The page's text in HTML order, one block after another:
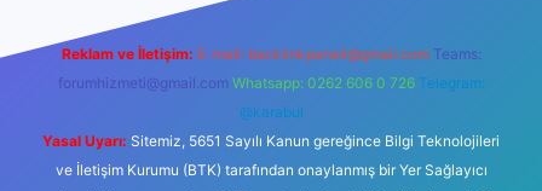
Reklam ve İletişim: E-mail: backlinkpaneli@gmail.com Teams:
forumhizmeti@gmail.com Whatsapp: 0262 606 0 726 Telegram:
@karabul
Yasal Uyarı: Sitemiz, 5651 Sayılı Kanun gereğince Bilgi Teknolojileri
ve İletişim Kurumu (BTK) tarafından onaylanmış bir Yer Sağlayıcı